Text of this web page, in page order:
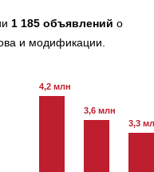
1 185 объявлений о
и модификации.
4,2 млн
3,6 млн
3,3